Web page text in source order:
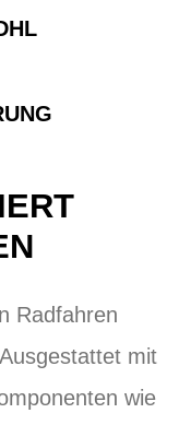
Radfahren
mit
wie